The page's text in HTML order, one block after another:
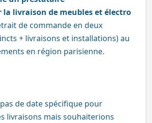
la livraison de meubles et électro
de commande en deux
+ livraisons et installations) au
en région parisienne.
de date spécifique pour
livraisons mais souhaiterions